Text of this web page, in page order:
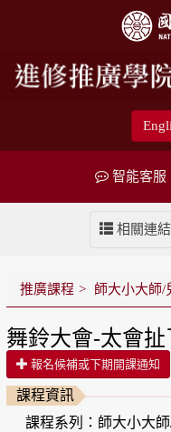
智能客服
相關連結
推廣課程 師大小大師/
舞鈴大會-太會
報名候補或下期開課通知
課程資訊
課程系列：師大小大